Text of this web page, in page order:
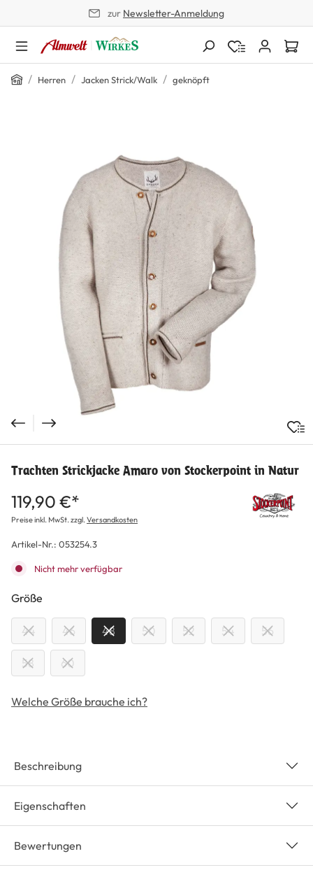
zur Newsletter-Anmeldung
Home
/ Herren / Jacken Strick/Walk / geknöpft
Trachten Strickjacke Amaro von Stockerpoint in Natur
119,90 €*
Preise inkl. MwSt. zzgl.Versandkosten
Artikel-Nr.: 053254.3
Nicht mehr verfügbar
Größe
44 46 48 50 52 54 56
58 60
Welche Größe brauche ich?
Beschreibung
Eigenschaften
Bewertungen